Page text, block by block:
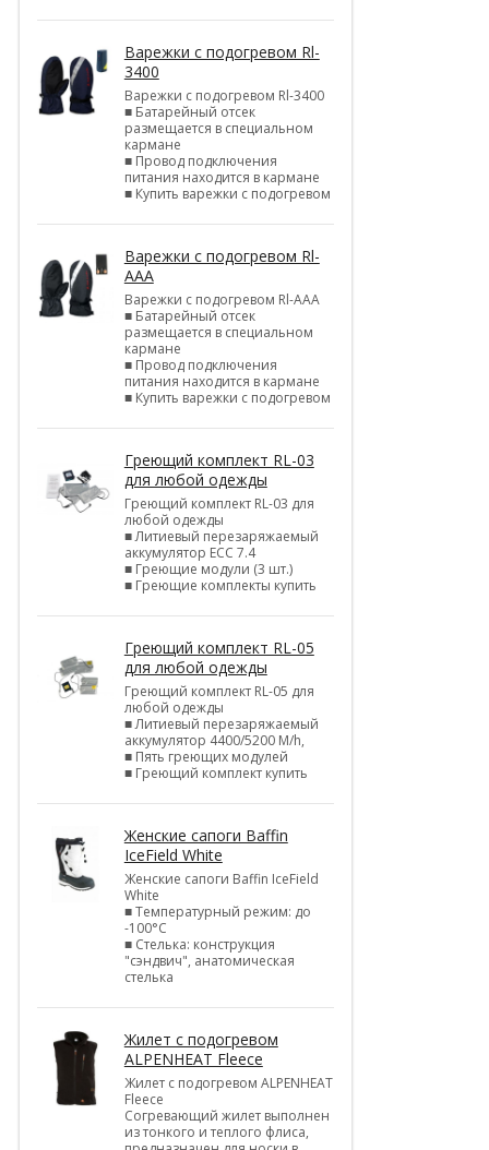
Варежки с подогревом Rl-
3400
Варежки с подогревом Rl-3400
■ Батарейный отсек
размещается в специальном
кармане
■ Провод подключения
питания находится в кармане
■ Купить варежки с подогревом
Варежки с подогревом Rl-
AAA
Варежки с подогревом Rl-AAA
■ Батарейный отсек
размещается в специальном
кармане
■ Провод подключения
питания находится в кармане
■ Купить варежки с подогревом
Греющий комплект RL-03
для любой одежды
Греющий комплект RL-03 для
любой одежды
■ Литиевый перезаряжаемый
аккумулятор ЕСС 7.4
■ Греющие модули (3 шт.)
■ Греющие комплекты купить
Греющий комплект RL-05
для любой одежды
Греющий комплект RL-05 для
любой одежды
■ Литиевый перезаряжаемый
аккумулятор 4400/5200 M/h,
■ Пять греющих модулей
■ Греющий комплект купить
Женские сапоги Baffin
IceField White
Женские сапоги Baffin IceField
White
■ Температурный режим: до
-100°C
■ Стелька: конструкция
"сэндвич", анатомическая
стелька
Жилет с подогревом
ALPENHEAT Fleece
Жилет с подогревом ALPENHEAT
Fleece
Согревающий жилет выполнен
из тонкого и теплого флиса,